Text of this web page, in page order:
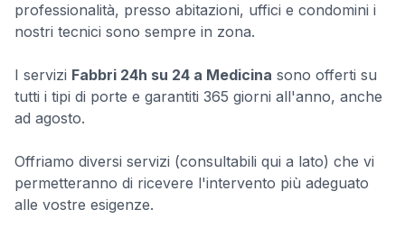
professionalità, presso abitazioni, uffici e condomini i
nostri tecnici sono sempre in zona.
I servizi Fabbri 24h su 24 a Medicina sono offerti su
tutti i tipi di porte e garantiti 365 giorni all'anno, anche
ad agosto.
Offriamo diversi servizi (consultabili qui a lato) che vi
permetteranno di ricevere l'intervento più adeguato
alle vostre esigenze.